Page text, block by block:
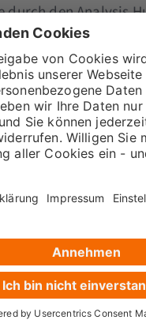
durch den Analysis
Pfad Analysen…),
bieten.
Berichte werden
unterstützt und
für den
mit GA4 noch enger
startet einen
Problem zu
macht es heute